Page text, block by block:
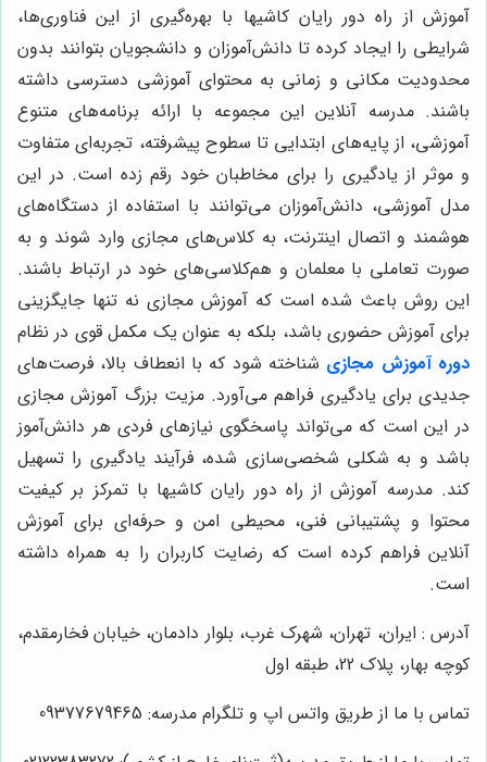
آموزش از راه دور رایان کاشیها با بهره‌گیری از این فناوری‌ها،
شرایطی را ایجاد کرده تا دانش‌آموزان و دانشجویان بتوانند بدون
محدودیت مکانی و زمانی به محتوای آموزشی دسترسی داشته
باشند. مدرسه آنلاین این مجموعه با ارائه برنامه‌های متنوع
آموزشی، از پایه‌های ابتدایی تا سطوح پیشرفته، تجربه‌ای متفاوت
و موثر از یادگیری را برای مخاطبان خود رقم زده است. در این
مدل آموزشی، دانش‌آموزان می‌توانند با استفاده از دستگاه‌های
هوشمند و اتصال اینترنت، به کلاس‌های مجازی وارد شوند و به
صورت تعاملی با معلمان و هم‌کلاسی‌های خود در ارتباط باشند.
این روش باعث شده است که آموزش مجازی نه تنها جایگزینی
برای آموزش حضوری باشد، بلکه به عنوان یک مکمل قوی در نظام
دوره آموزش مجازی شناخته شود که با انعطاف بالا، فرصت‌های
جدیدی برای یادگیری فراهم می‌آورد. مزیت بزرگ آموزش مجازی
در این است که می‌تواند پاسخگوی نیازهای فردی هر دانش‌آموز
باشد و به شکلی شخصی‌سازی شده، فرآیند یادگیری را تسهیل
کند. مدرسه آموزش از راه دور رایان کاشیها با تمرکز بر کیفیت
محتوا و پشتیبانی فنی، محیطی امن و حرفه‌ای برای آموزش
آنلاین فراهم کرده است که رضایت کاربران را به همراه داشته
است.
آدرس : ایران، تهران، شهرک غرب، بلوار دادمان، خیابان فخارمقدم،
کوچه بهار، پلاک 22، طبقه اول
تماس با ما از طریق واتس اپ و تلگرام مدرسه: 09377679465